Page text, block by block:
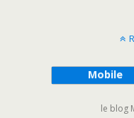
Mobile
le blog